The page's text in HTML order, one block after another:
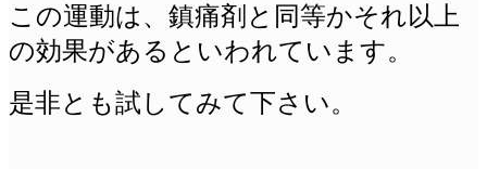
この運動は、鎮痛剤と同等かそれ以上
の効果があるといわれています。
是非とも試してみて下さい。